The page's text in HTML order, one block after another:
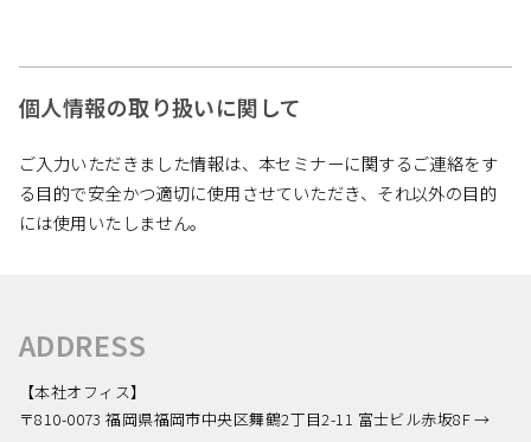
個人情報の取り扱いに関して
ご入力いただきました情報は、本セミナーに関するご連絡をす
る目的で安全かつ適切に使用させていただき、それ以外の目的
には使用いたしません。
ADDRESS
【本社オフィス】
〒810-0073 福岡県福岡市中央区舞鶴2丁目2-11 富士ビル赤坂8F →